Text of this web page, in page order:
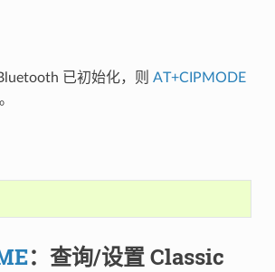
已初始化，则 AT+CIPMODE
：查询/设置 Classic